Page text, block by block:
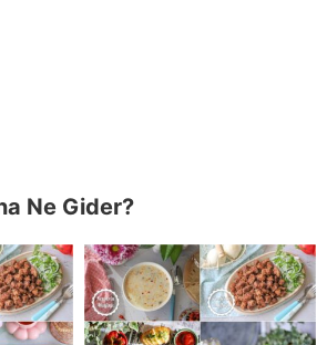
Ne Gider?